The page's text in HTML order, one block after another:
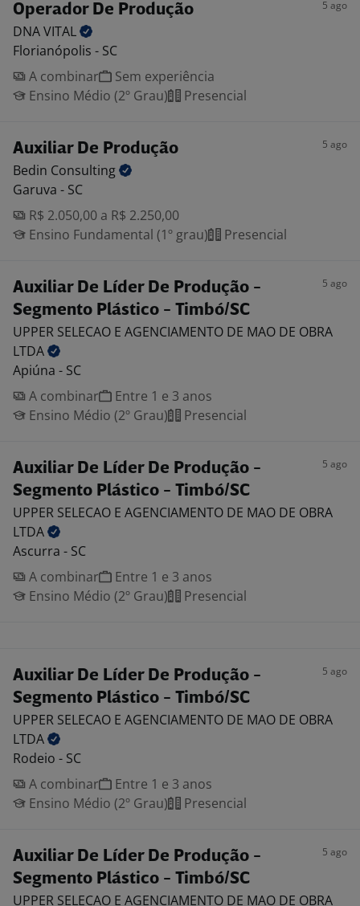
Operador De Produção 5 ago
DNAVITAL
Florianópolis - SC
A combinar
Sem experiência
Ensino Médio (2º Grau)
Presencial
Auxiliar De Produção 5 ago
Bedin Consulting
Garuva - SC
R$ 2.050,00 a R$ 2.250,00
Ensino Fundamental (1º grau)
Presencial
Auxiliar De Líder De Produção -
Segmento Plástico - Timbó/SC
5 ago
UPPER SELECAO E AGENCIAMENTO DE MAO DE OBRA
LTDA
Apiúna - SC
A combinar
Entre 1 e 3 anos
Ensino Médio (2º Grau)
Presencial
Auxiliar De Líder De Produção -
Segmento Plástico - Timbó/SC
5 ago
UPPER SELECAO E AGENCIAMENTO DE MAO DE OBRA
LTDA
Ascurra - SC
A combinar
Entre 1 e 3 anos
Ensino Médio (2º Grau)
Presencial
Auxiliar De Líder De Produção -
Segmento Plástico - Timbó/SC
5 ago
UPPER SELECAO E AGENCIAMENTO DE MAO DE OBRA
LTDA
Rodeio - SC
A combinar
Entre 1 e 3 anos
Ensino Médio (2º Grau)
Presencial
Auxiliar De Líder De Produção -
Segmento Plástico - Timbó/SC
5 ago
UPPER SELECAO E AGENCIAMENTO DE MAO DE OBRA